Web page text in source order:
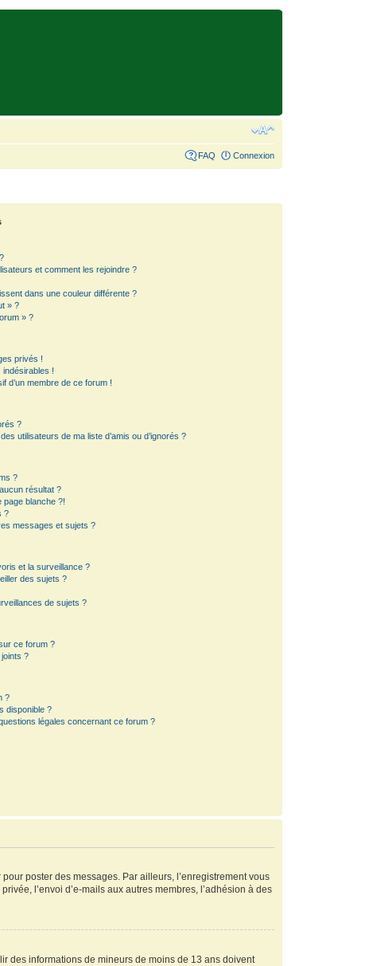
FAQ Connexion
et comment les rejoindre ?
dans une couleur différente ?
» ?
» ?
privés !
!
d’un membre de ce forum !
?
utilisateurs de ma liste d’amis ou d’ignorés ?
?
résultat ?
page blanche ?!
?
messages et sujets ?
et la surveillance ?
des sujets ?
de sujets ?
ce forum ?
?
?
disponible ?
légales concernant ce forum ?
poster des messages. Par ailleurs, l’enregistrement vous
l’envoi d’e-mails aux autres membres, l’adhésion à des
des informations de mineurs de moins de 13 ans doivent